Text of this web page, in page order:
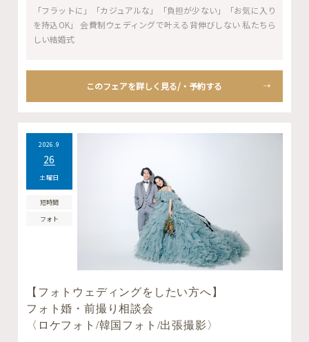
「フラットに」「カジュアルな」「負担が少ない」「お気に入り
を持込OK」 会費制ウェディングで叶える背伸びしない 私たちら
しい結婚式
このフェアを詳しく見る/・予約する
2026.9
26
土曜日
短時間
フォト
【フォトウェディングをしたい方へ】
フォト婚・前撮り相談会
〈ロケフォト/韓国フォト/出張撮影〉